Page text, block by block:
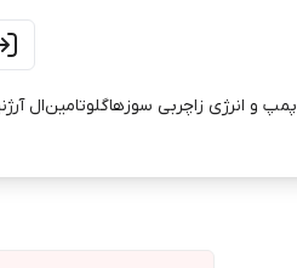
پمپ و انرژی زاچربی سوزهاگلوتامینال